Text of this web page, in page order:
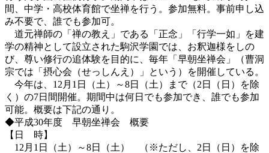
間、中学・高校体育館で坐禅を行う。参加無料。事前申し込
み不要で、誰でも参加可。
道元禅師の「禅の教え」である「正念」「行学一如」を建
学の精神として設立された駒沢学園では、お釈迦様をしの
び、尊い修行の追体験を目的に、毎年「早朝坐禅会」（曹洞
宗では「摂心会（せっしんえ）」という）を開催している。
今年は、12月1日（土）～8日（土）まで（2日（日）を除
く）の7日間開催。期間中は何日でも参加でき、誰でも参加
可能。概要は下記の通り。
◆平成30年度 早朝坐禅会 概要
【日 時】
12月1日（土）～8日（土） （※ただし、2日（日）を除